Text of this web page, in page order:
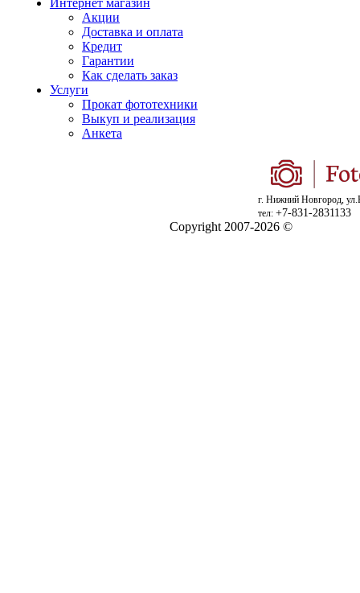
Интернет магазин
Акции
Доставка и оплата
Кредит
Гарантии
Как сделать заказ
Услуги
Прокат фототехники
Выкуп и реализация
Анкета
г. Нижний Новгород,
тел: +7-831-2831133
Copyright 2007-2026 ©